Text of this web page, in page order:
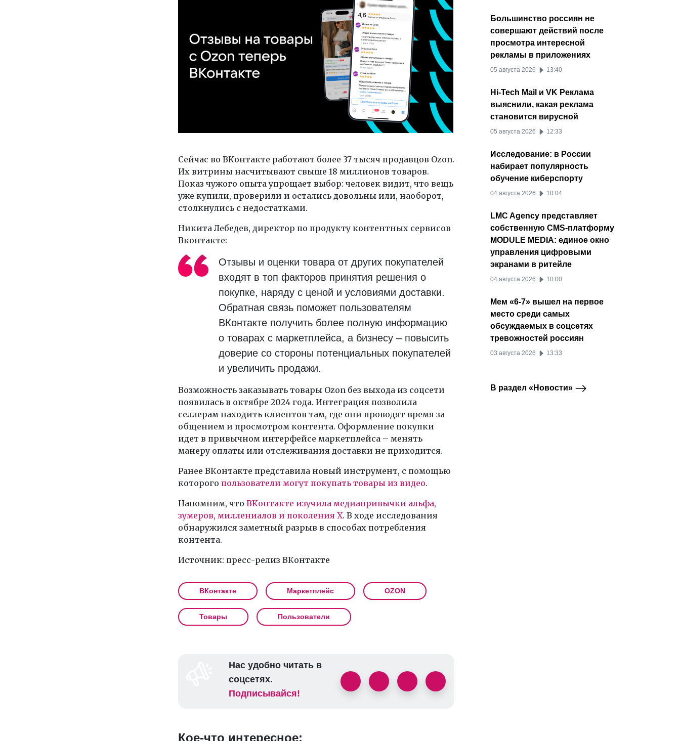
Сейчас во ВКонтакте работают более 37 тысяч продавцов Ozon.
Их витрины насчитывают свыше 18 миллионов товаров.
Показ чужого опыта упрощает выбор: человек видит, что вещь
уже купили, проверили и остались довольны или, наоборот,
столкнулись с недостатками.
Никита Лебедев, директор по продукту контентных сервисов
Вконтакте:
Отзывы и оценки товара от других покупателей
входят в топ факторов принятия решения о
покупке, наряду с ценой и условиями доставки.
Обратная связь поможет пользователям
ВКонтакте получить более полную информацию
о товарах с маркетплейса, а бизнесу – повысить
доверие со стороны потенциальных покупателей
и увеличить продажи.
Возможность заказывать товары Ozon без выхода из соцсети
появилась в октябре 2024 года. Интеграция позволила
селлерам находить клиентов там, где они проводят время за
общением и просмотром контента. Оформление покупки
идет в привычном интерфейсе маркетплейса – менять
манеру оплаты или отслеживания доставки не приходится.
Ранее ВКонтакте представила новый инструмент, с помощью
которого пользователи могут покупать товары из видео.
Напомним, что ВКонтакте изучила медиапривычки альфа,
зумеров, миллениалов и поколения X. В ходе исследования
обнаружился заметный разрыв в способах потребления
контента.
Источник: пресс-релиз ВКонтакте
ВКонтакте Маркетплейс OZON
Товары Пользователи
Нас удобно читать в
соцсетях.
Подписывайся!
Кое-что интересное:
Большинство россиян не
совершают действий после
просмотра интересной
рекламы в приложениях
05 августа 2026 13:40
Hi-Tech Mail и VK Реклама
выяснили, какая реклама
становится вирусной
05 августа 2026 12:33
Исследование: в России
набирает популярность
обучение киберспорту
04 августа 2026 10:04
LMC Agency представляет
собственную CMS-платформу
MODULE MEDIA: единое окно
управления цифровыми
экранами в ритейле
04 августа 2026 10:00
Мем «6-7» вышел на первое
место среди самых
обсуждаемых в соцсетях
тревожностей россиян
03 августа 2026 13:33
В раздел «Новости»